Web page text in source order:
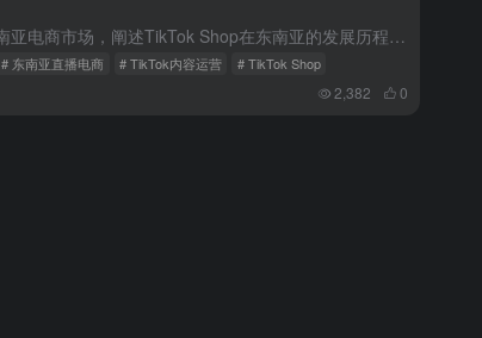
本文聚焦东南亚电商市场，阐述TikTok Shop在东南亚的发展历程与现状，如流量大爆发、GMV增长等。分析如何通过TikTok Shop实现流量变现，包括内容运营和达人营销等方面，为跨境卖家提供市场...
# 东南亚直播电商 # TikTok内容运营 # TikTok Shop
2,382 0